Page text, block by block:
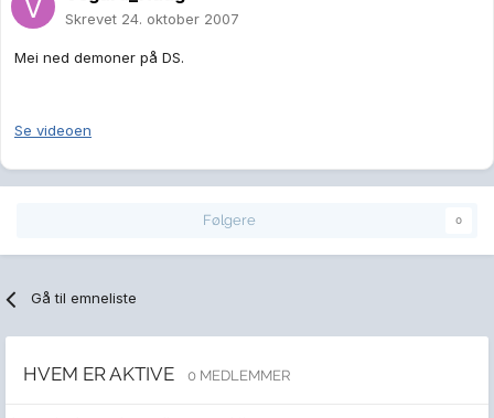
Skrevet 24. oktober 2007
Mei ned demoner på DS.
Se videoen
Følgere 0
Gå til emneliste
HVEM ER AKTIVE 0 MEDLEMMER